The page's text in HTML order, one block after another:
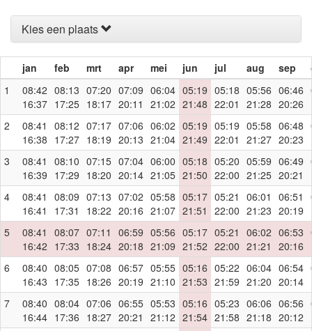
Kies een plaats
jan feb mrt apr mei jun jul aug sep
1
08:42
16:37
08:13
17:25
07:20
18:17
07:09
20:11
06:04
21:02
05:19
21:48
05:18
22:01
05:56
21:28
06:46
20:26
2
08:41
16:38
08:12
17:27
07:17
18:19
07:06
20:13
06:02
21:04
05:19
21:49
05:19
22:01
05:58
21:27
06:48
20:23
3
08:41
16:39
08:10
17:29
07:15
18:20
07:04
20:14
06:00
21:05
05:18
21:50
05:20
22:00
05:59
21:25
06:49
20:21
4
08:41
16:41
08:09
17:31
07:13
18:22
07:02
20:16
05:58
21:07
05:17
21:51
05:21
22:00
06:01
21:23
06:51
20:19
5
08:41
16:42
08:07
17:33
07:11
18:24
06:59
20:18
05:56
21:09
05:17
21:52
05:21
22:00
06:02
21:21
06:53
20:16
6
08:40
16:43
08:05
17:35
07:08
18:26
06:57
20:19
05:55
21:10
05:16
21:53
05:22
21:59
06:04
21:20
06:54
20:14
7
08:40
16:44
08:04
17:36
07:06
18:27
06:55
20:21
05:53
21:12
05:16
21:54
05:23
21:58
06:06
21:18
06:56
20:12